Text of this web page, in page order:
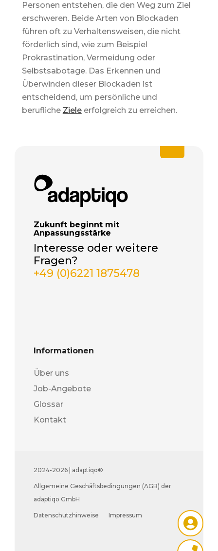

Personen entstehen, die den Weg zum Ziel
erschweren. Beide Arten von Blockaden
führen oft zu Verhaltensweisen, die nicht
förderlich sind, wie zum Beispiel
Prokrastination, Vermeidung oder
Selbstsabotage. Das Erkennen und
Überwinden dieser Blockaden ist
entscheidend, um persönliche und
berufliche Zieleerfolgreich zu erreichen.
Zukunft beginnt mit
Anpassungsstärke
Interesse oder weitere
Fragen?
+49 (0)6221 1875478
Informationen
Über uns
Job-Angebote
Glossar
Kontakt
2024-2026 | adaptiqo®
Allgemeine Geschäftsbedingungen (AGB) der
adaptiqo GmbH
Datenschutzhinweise Impressum